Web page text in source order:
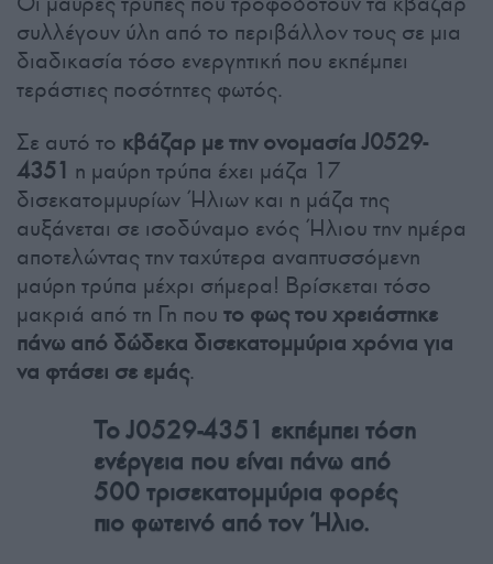
συλλέγουν ύλη από το περιβάλλον τους σε μια
διαδικασία τόσο ενεργητική που εκπέμπει
τεράστιες ποσότητες φωτός.
Σε αυτό το κβάζαρ με την ονομασία J0529-
4351 η μαύρη τρύπα έχει μάζα 17
δισεκατομμυρίων Ήλιων και η μάζα της
αυξάνεται σε ισοδύναμο ενός Ήλιου την ημέρα
αποτελώντας την ταχύτερα αναπτυσσόμενη
μαύρη τρύπα μέχρι σήμερα! Βρίσκεται τόσο
μακριά από τη Γη που το φως του χρειάστηκε
πάνω από δώδεκα δισεκατομμύρια χρόνια για
να φτάσει σε εμάς.
Το J0529-4351 εκπέμπει τόση
ενέργεια που είναι πάνω από
500 τρισεκατομμύρια φορές
πιο φωτεινό από τον Ήλιο.